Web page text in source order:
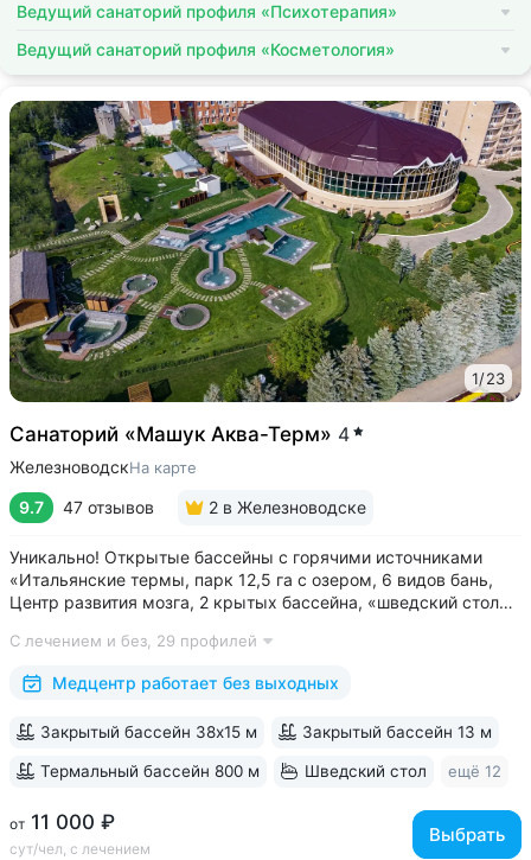
Ведущий санаторий профиля «Психотерапия»
Ведущий санаторий профиля «Косметология»
1/23
Санаторий «Машук Аква-Терм» 4
ЖелезноводскНа карте
9.7 47 отзывов 2 в Железноводске
Уникально! Открытые бассейны с горячими источниками
«Итальянские термы, парк 12,5 га с озером, 6 видов бань,
Центр развития мозга, 2 крытых бассейна, «шведский стол»
большой спа-комплекс, вода «Легенда Кавказа» •
Расположен в уединенном...
С лечением и без, 29 профилей
Медцентр работает без выходных
от 11 000 ₽
сут/чел, с лечением
Выбрать
Закрытый бассейн 38х15 м Закрытый бассейн 13 м
Термальный бассейн 800 м Шведский стол ещё 12